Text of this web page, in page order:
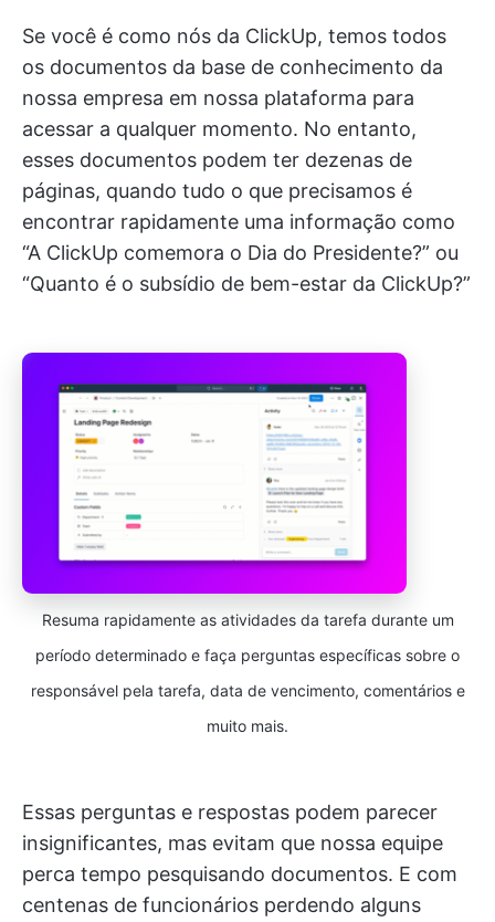
Se você é como nós da ClickUp, temos todos
os documentos da base de conhecimento da
nossa empresa em nossa plataforma para
acessar a qualquer momento. No entanto,
esses documentos podem ter dezenas de
páginas, quando tudo o que precisamos é
encontrar rapidamente uma informação como
“A ClickUp comemora o Dia do Presidente?” ou
“Quanto é o subsídio de bem-estar da ClickUp?”
Resuma rapidamente as atividades da tarefa durante um
período determinado e faça perguntas específicas sobre o
responsável pela tarefa, data de vencimento, comentários e
muito mais.
Essas perguntas e respostas podem parecer
insignificantes, mas evitam que nossa equipe
perca tempo pesquisando documentos. E com
centenas de funcionários perdendo alguns